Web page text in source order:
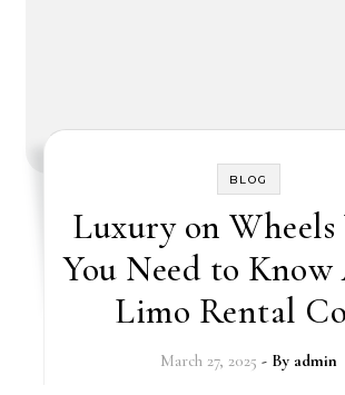
BLOG
Luxury on
You Need to
Limo Rental
March 27, 2025 - By admin